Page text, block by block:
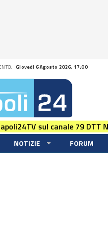
Giovedi 6 Agosto 2026, 17:00
sul canale 79 DTT
NOTIZIE FORUM